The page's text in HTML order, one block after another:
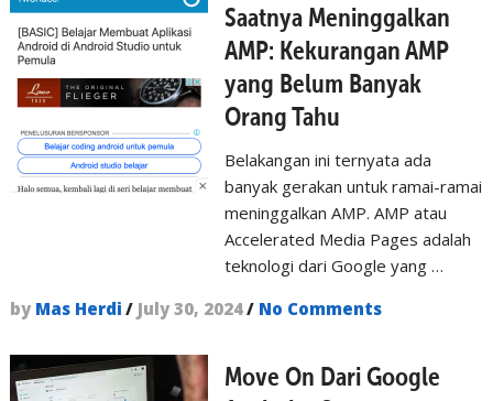
Saatnya Meninggalkan
AMP: Kekurangan AMP
yang Belum Banyak
Orang Tahu
Belakangan ini ternyata ada
banyak gerakan untuk ramai-ramai
meninggalkan AMP. AMP atau
Accelerated Media Pages adalah
teknologi dari Google yang …
by Mas Herdi / July 30, 2024/ No Comments
Move On Dari Google